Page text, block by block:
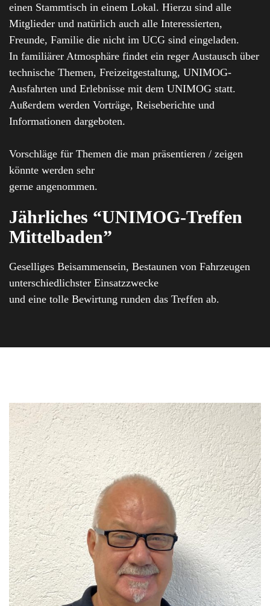
einen Stammtisch in einem Lokal. Hierzu sind alle
Mitglieder und natürlich auch alle Interessierten,
Freunde, Familie die nicht im UCG sind eingeladen.
In familiärer Atmosphäre findet ein reger Austausch über
technische Themen, Freizeitgestaltung, UNIMOG-
Ausfahrten und Erlebnisse mit dem UNIMOG statt.
Außerdem werden Vorträge, Reiseberichte und
Informationen dargeboten.
Vorschläge für Themen die man präsentieren / zeigen
könnte werden sehr
gerne angenommen.
Jährliches “UNIMOG-Treffen
Mittelbaden”
Geselliges Beisammensein, Bestaunen von Fahrzeugen
unterschiedlichster Einsatzzwecke
und eine tolle Bewirtung runden das Treffen ab.